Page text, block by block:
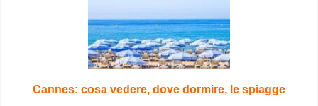
Cannes: cosa vedere, dove dormire, le spiagge